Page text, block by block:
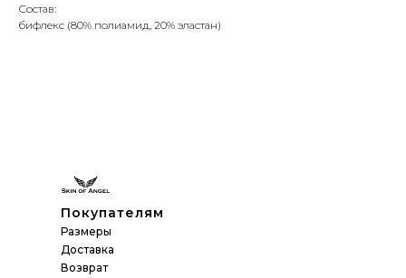
Состав:
бифлекс (80% полиамид, 20% эластан)
Покупателям
Размеры
Доставка
Возврат